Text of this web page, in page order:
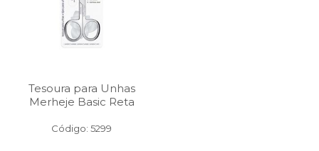
Tesoura para Unhas
Merheje Basic Reta
Código: 5299